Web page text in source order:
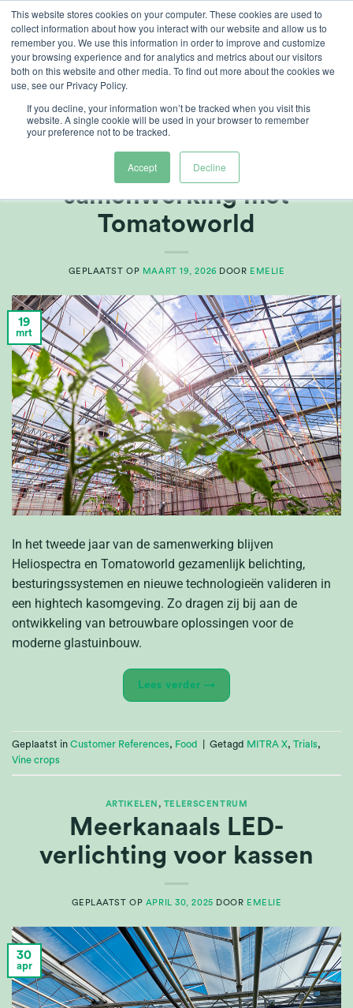
This website stores cookies on your computer. These cookies are used to
collect information about how you interact with our website and allow us to
remember you. We use this information in order to improve and customize
your browsing experience and for analytics and metrics about our visitors
both on this website and other media. To find out more about the cookies we
use, see our Privacy Policy.
If you decline, your information won’t be tracked when you visit this
website. A single cookie will be used in your browser to remember
your preference not to be tracked.
Accept Decline
Ga
naar
inhoud
Voortzetting van de
samenwerking met
Tomatoworld
GEPLAATST OP MAART 19, 2026 DOOR EMELIE
19
mrt
In het tweede jaar van de samenwerking blijven
Heliospectra en Tomatoworld gezamenlijk belichting,
besturingssystemen en nieuwe technologieën valideren in
een hightech kasomgeving. Zo dragen zij bij aan de
ontwikkeling van betrouwbare oplossingen voor de
moderne glastuinbouw.
Lees verder →
Geplaatst in Customer References, Food Getagd MITRA X, Trials,
Vine crops
ARTIKELEN , TELERSCENTRUM
Meerkanaals LED-
verlichting voor kassen
GEPLAATST OP APRIL 30, 2025 DOOR EMELIE
30
apr